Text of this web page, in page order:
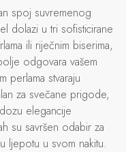
spoj suvremenog
dolazi u tri sofisticirane
ili riječnim biserima,
odgovara vašem
perlama stvaraju
za svečane prigode,
elegancije
su savršen odabir za
ljepotu u svom nakitu.